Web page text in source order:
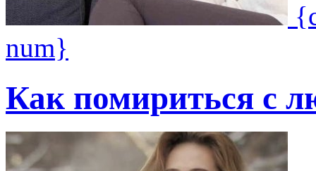
num}
Как помириться с